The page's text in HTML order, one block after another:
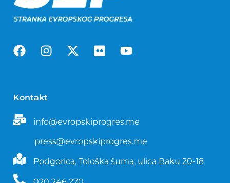
Kontakt
info@evropskiprogres.me
press@evropskiprogres.me
Podgorica, Tološka šuma, ulica Baku 20-18